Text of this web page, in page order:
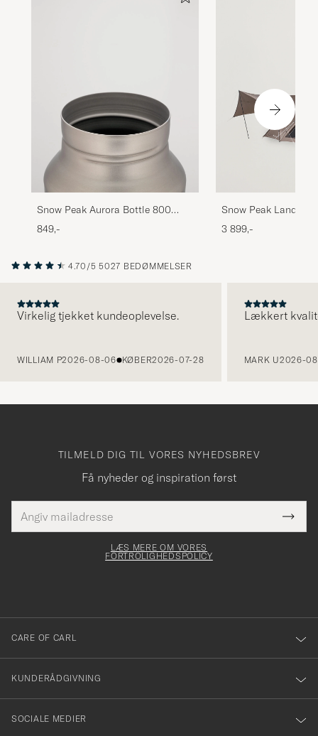
Snow Peak Aurora Bottle 800
Titanium
849,-
Snow Peak Land
Medium Tent & Tarp
3 899,-
4.70/5 5027 BEDØMMELSER
Virkelig tjekket kundeoplevelse.
WILLIAM P2026-08-06 KØBER2026-07-28
Lækkert
MARK U2026-
TILMELD DIG TIL VORES NYHEDSBREV
Få nyheder og inspiration først
mailadresse
skal
Tack
för
dig
till
vårt
nyhetsbrev!
LÆS MERE OM VORES
FORTROLIGHEDSPOLICY
CARE OF CARL
KUNDERÅDGIVNING
SOCIALE MEDIER